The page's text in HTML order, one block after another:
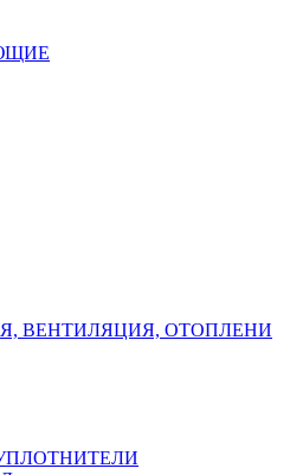
ВЕНТИЛЯЦИЯ, ОТОПЛЕНИ